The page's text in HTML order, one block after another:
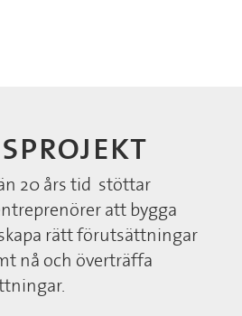
20 års tid stöttar
att bygga
rätt förutsättningar
nå och överträffa